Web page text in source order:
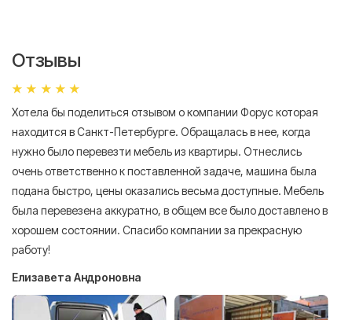
Отзывы
Хотела бы поделиться отзывом о компании Форус которая
находится в Санкт-Петербурге. Обращалась в нее, когда
нужно было перевезти мебель из квартиры. Отнеслись
очень ответственно к поставленной задаче, машина была
подана быстро, цены оказались весьма доступные. Мебель
была перевезена аккуратно, в общем все было доставлено в
хорошем состоянии. Спасибо компании за прекрасную
работу!
Елизавета Андроновна